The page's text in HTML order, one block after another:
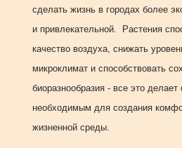
сделать жизнь в городах более
и привлекательной. Растения
качество воздуха, снижать
микроклимат и способствовать
биоразнообразия - все это
необходимым для создания
жизненной среды.